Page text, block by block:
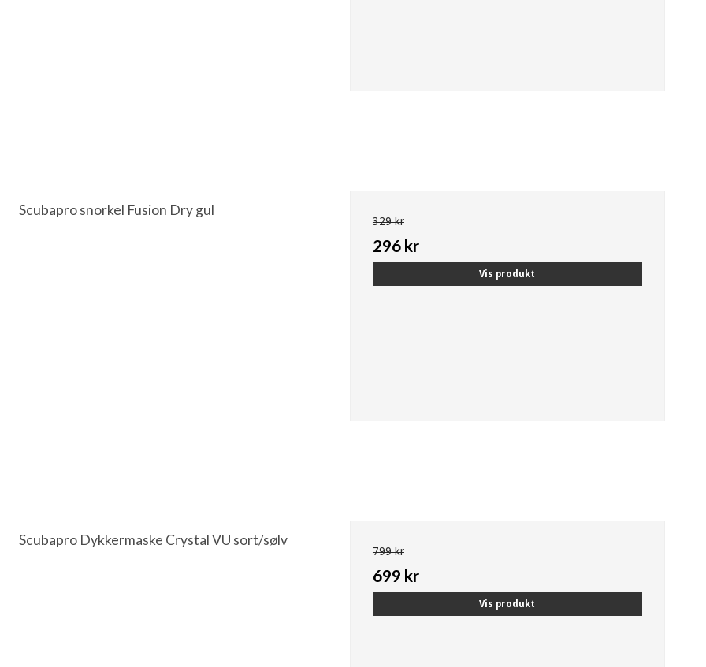
Scubapro snorkel Fusion Dry gul
329 kr
296 kr
Vis produkt
Scubapro Dykkermaske Crystal VU sort/sølv
799 kr
699 kr
Vis produkt